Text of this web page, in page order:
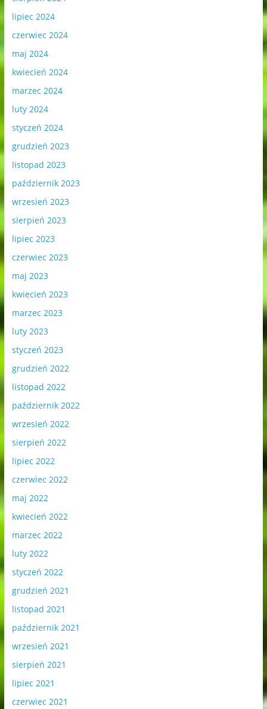
lipiec 2024
czerwiec 2024
maj 2024
kwiecień 2024
marzec 2024
luty 2024
styczeń 2024
grudzień 2023
listopad 2023
październik 2023
wrzesień 2023
sierpień 2023
lipiec 2023
czerwiec 2023
maj 2023
kwiecień 2023
marzec 2023
luty 2023
styczeń 2023
grudzień 2022
listopad 2022
październik 2022
wrzesień 2022
sierpień 2022
lipiec 2022
czerwiec 2022
maj 2022
kwiecień 2022
marzec 2022
luty 2022
styczeń 2022
grudzień 2021
listopad 2021
październik 2021
wrzesień 2021
sierpień 2021
lipiec 2021
czerwiec 2021